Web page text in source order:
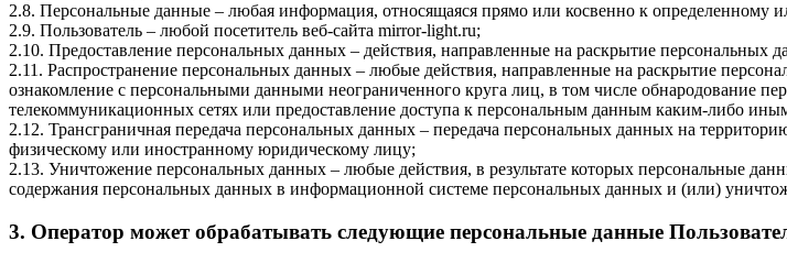
2.8. Персональные данные – любая информация, относящаяся прямо или косвенно к определенному
2.9. Пользователь – любой посетитель веб-сайта mirror-light.ru;
2.10. Предоставление персональных данных – действия, направленные на раскрытие
2.11. Распространение персональных данных – любые действия, направленные на раскрытие
ознакомление с персональными данными неограниченного круга лиц, в том числе обнародование
телекоммуникационных сетях или предоставление доступа к персональным данным каким-либо
2.12. Трансграничная передача персональных данных – передача персональных данных на
физическому или иностранному юридическому лицу;
2.13. Уничтожение персональных данных – любые действия, в результате которых персональные
содержания персональных данных в информационной системе персональных данных и (или)
3. Оператор может обрабатывать следующие персональные данные